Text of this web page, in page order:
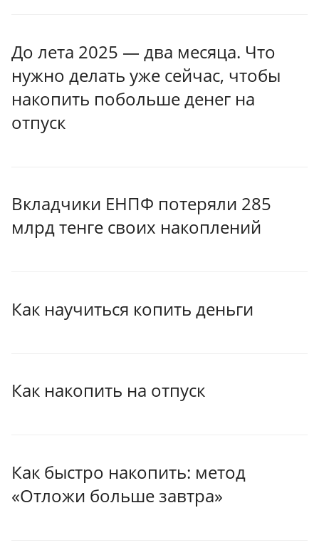
До лета 2025 — два месяца. Что
нужно делать уже сейчас, чтобы
накопить побольше денег на
отпуск
Вкладчики ЕНПФ потеряли 285
млрд тенге своих накоплений
Как научиться копить деньги
Как накопить на отпуск
Как быстро накопить: метод
«Отложи больше завтра»